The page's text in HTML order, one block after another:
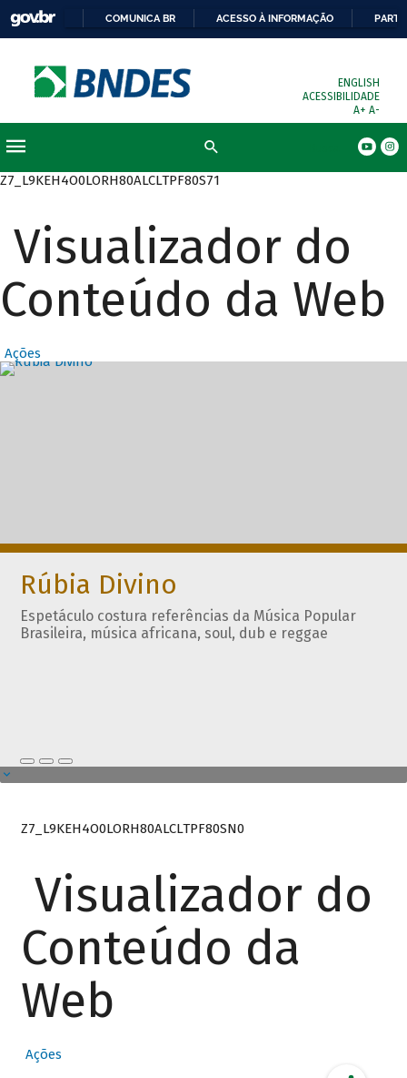
COMUNICA BR ACESSO À INFORMAÇÃO
ENGLISH
ACESSIBILIDADE
A+ A-
Z7_L9KEH4O0LORH80ALCLTPF80S71
Visualizador do
Conteúdo da Web
Ações
Destaques
Rúbia Divino
Espetáculo costura referências da Música Popular
Brasileira, música africana, soul, dub e reggae
Z7_L9KEH4O0LORH80ALCLTPF80SN0
Visualizador do
Conteúdo da
Web
Ações